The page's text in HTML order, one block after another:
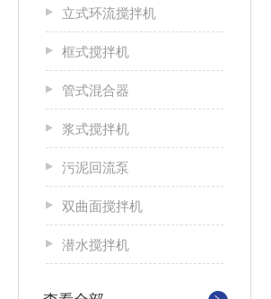
立式环流搅拌机
框式搅拌机
管式混合器
浆式搅拌机
污泥回流泵
双曲面搅拌机
潜水搅拌机